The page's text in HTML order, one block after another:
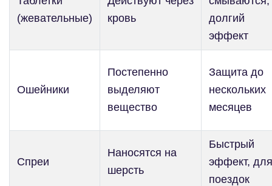
(жевательные)
кровь
долгий
эффект
Ошейники
Постепенно
выделяют
вещество
Защита до
нескольких
месяцев
Спреи
Наносятся на
шерсть
Быстрый
эффект, для
поездок